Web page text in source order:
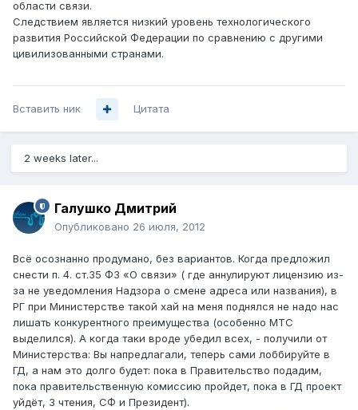
области связи.
Следствием является низкий уровень технологического
развития Российской Федерации по сравнению с другими
цивилизованными странами.
Вставить ник Цитата
2 weeks later...
Галушко Дмитрий
Опубликовано 26 июля, 2012
Всё осознанно продумано, без вариантов. Когда предложил
снести п. 4. ст.35 ФЗ «О связи» ( где аннулируют лицензию из-
за не уведомления Надзора о смене адреса или названия), в
РГ при Министерстве такой хай на меня поднялся не надо нас
лишать конкурентного преимущества (особенно МТС
выделился). А когда таки вроде убедил всех, - получили от
Министерства: Вы напредлагали, теперь сами лоббируйте в
ГД, а нам это долго будет: пока в Правительство подадим,
пока правительственную комиссию пройдет, пока в ГД проект
уйдёт, 3 чтения, СФ и Президент).